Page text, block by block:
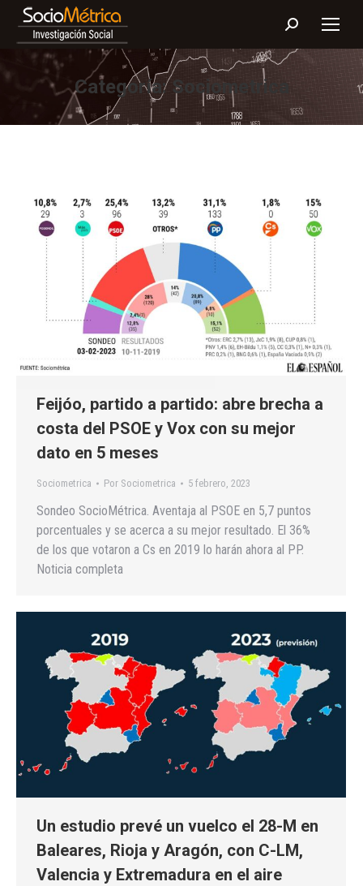
Buscar:
Categoría: Sociometrica
Feijóo, partido a partido: abre brecha a
costa del PSOE y Vox con su mejor
dato en 5 meses
Sociometrica Por Sociometrica 5 febrero, 2023
Sondeo SocioMétrica. Aventaja al PSOE en 5,7 puntos
porcentuales y se acerca a su mejor resultado. El 36%
de los que votaron a Cs en 2019 lo harán ahora al PP.
Noticia completa
Un estudio prevé un vuelco el 28-M en
Baleares, Rioja y Aragón, con C-LM,
Valencia y Extremadura en el aire